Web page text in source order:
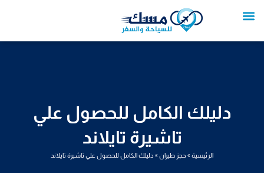
إلى
دليلك الكامل للحصول علي
تاشيرة تايلاند
الرئيسية» حجز طيران» دليلك الكامل للحصول علي تاشيرة تايلاند